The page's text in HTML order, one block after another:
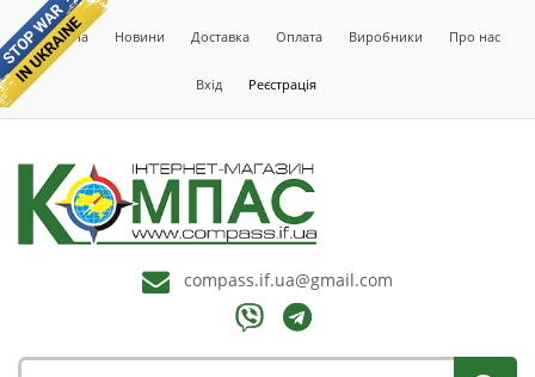
Головна Новини Доставка Оплата Виробники Про нас
Вхід Реєстрація
compass.if.ua@gmail.com